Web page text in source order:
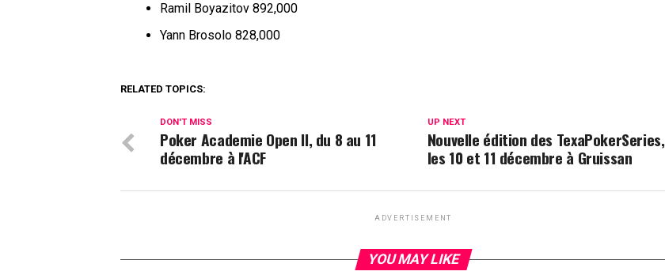
Ramil Boyazitov 892,000
Yann Brosolo 828,000
RELATED TOPICS:
UP NEXT
Nouvelle édition des TexaPokerSeries,
les 10 et 11 décembre à Gruissan
DON'T MISS
Poker Academie Open II, du 8 au 11
décembre à l'ACF
ADVERTISEMENT
YOU MAY LIKE